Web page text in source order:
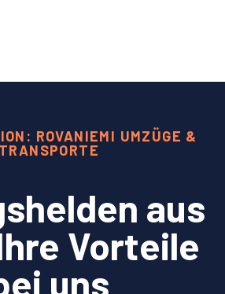
ROVANIEMI UMZÜGE &
TRANSPORTE
aus
Vorteile
uns